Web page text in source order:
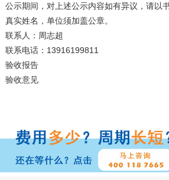
公示期间，对上述公示内容如有异议，请以
真实姓名，单位须加盖公章。
联系人：周志超
联系电话：13916199811
验收报告
验收意见